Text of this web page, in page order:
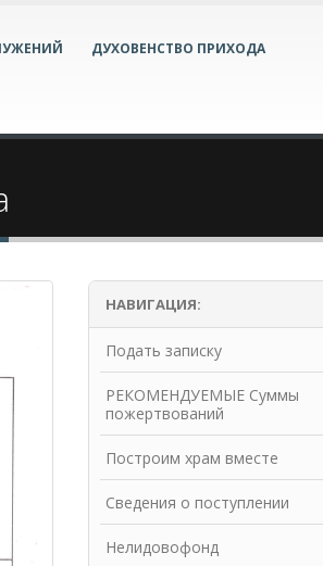
ДУХОВЕНСТВО ПРИХОДА
НАВИГАЦИЯ:
Подать записку
РЕКОМЕНДУЕМЫЕ Суммы
пожертвований
Построим храм вместе
Сведения о поступлении
Нелидовофонд